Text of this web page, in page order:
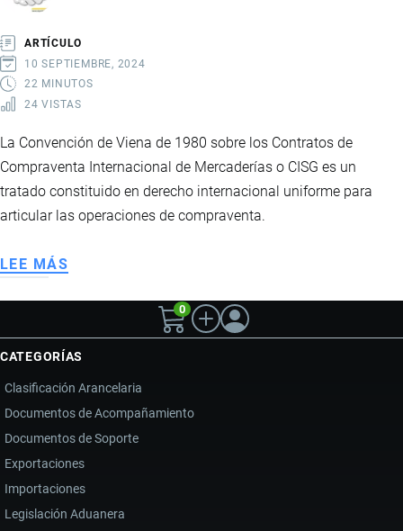
ARTÍCULO
10 SEPTIEMBRE, 2024
22 MINUTOS
24 VISTAS
La Convención de Viena de 1980 sobre los Contratos de
Compraventa Internacional de Mercaderías o CISG es un
tratado constituido en derecho internacional uniforme para
articular las operaciones de compraventa.
LEE MÁS
VIENA
1980
0
CATEGORÍAS
Clasificación Arancelaria
Documentos de Acompañamiento
Documentos de Soporte
Exportaciones
Importaciones
Legislación Aduanera